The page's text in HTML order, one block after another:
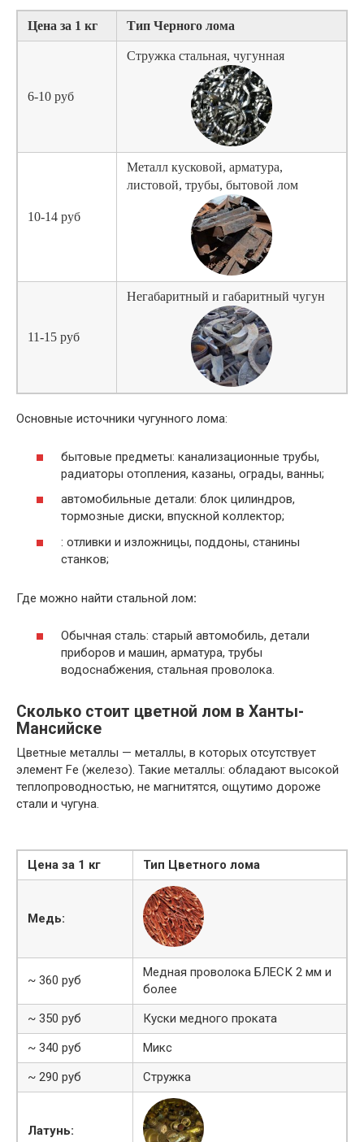
Цена за 1 кг Тип Черного лома
6-10 руб
Стружка стальная, чугунная
10-14 руб
Металл кусковой, арматура,
листовой, трубы, бытовой лом
11-15 руб
Негабаритный и габаритный чугун
Основные источники чугунного лома:
бытовые предметы: канализационные трубы,
радиаторы отопления, казаны, ограды, ванны;
автомобильные детали: блок цилиндров,
тормозные диски, впускной коллектор;
: отливки и изложницы, поддоны, станины
станков;
Где можно найти стальной лом:
Обычная сталь: старый автомобиль, детали
приборов и машин, арматура, трубы
водоснабжения, стальная проволока.
Сколько стоит цветной лом в Ханты-
Мансийске
Цветные металлы — металлы, в которых отсутствует
элемент Fe (железо). Такие металлы: обладают высокой
теплопроводностью, не магнитятся, ощутимо дороже
стали и чугуна.
Цена за 1 кг Тип Цветного лома
Медь:
~ 360 руб
Медная проволока БЛЕСК 2 мм и
более
~ 350 руб
Куски медного проката
~ 340 руб
Микс
~ 290 руб
Стружка
Латунь: